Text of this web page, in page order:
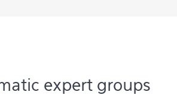
expert groups